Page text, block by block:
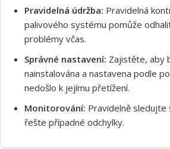
Pravidelná údržba: Pravidelná
palivového systému pomůže
problémy včas.
Správné nastavení: Zajistěte, aby
nainstalována a nastavena podle
nedošlo k jejímu přetížení.
Monitorování: Pravidelně
řešte případné odchylky.